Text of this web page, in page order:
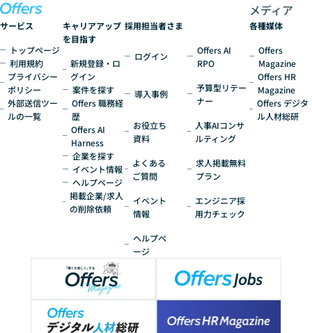
サービス
トップページ
利用規約
プライバシー
ポリシー
外部送信ツー
ルの一覧
キャリアアップ
を目指す
新規登録・ロ
グイン
案件を探す
Offers 職務経
歴
Offers AI
Harness
企業を探す
イベント情報
ヘルプページ
掲載企業/求人
の削除依頼
採用担当者さま
ログイン
導入事例
お役立ち
資料
よくある
ご質問
イベント
情報
ヘルプペ
ージ
Offers AI
RPO
予算型リテー
ナー
人事AIコンサ
ルティング
求人掲載無料
プラン
エンジニア採
用力チェック
メディア
各種媒体
Offers
Magazine
Offers HR
Magazine
Offers デジタ
ル人材総研